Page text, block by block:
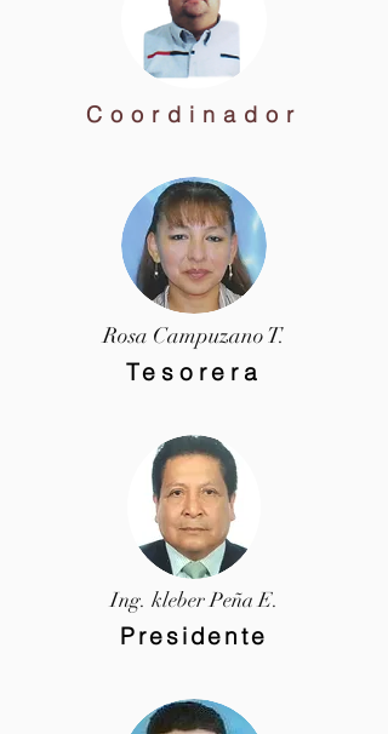
Coordinador
Rosa Campuzano T.
Tesorera
Ing. kleber Peña E.
Presidente